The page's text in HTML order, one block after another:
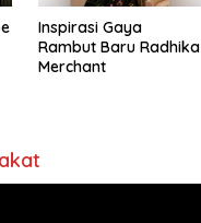
Inspirasi Gaya
Rambut Baru Radhika
Merchant